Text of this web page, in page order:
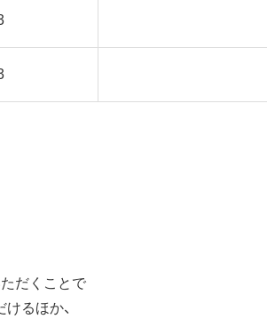
だくことで
るほか、